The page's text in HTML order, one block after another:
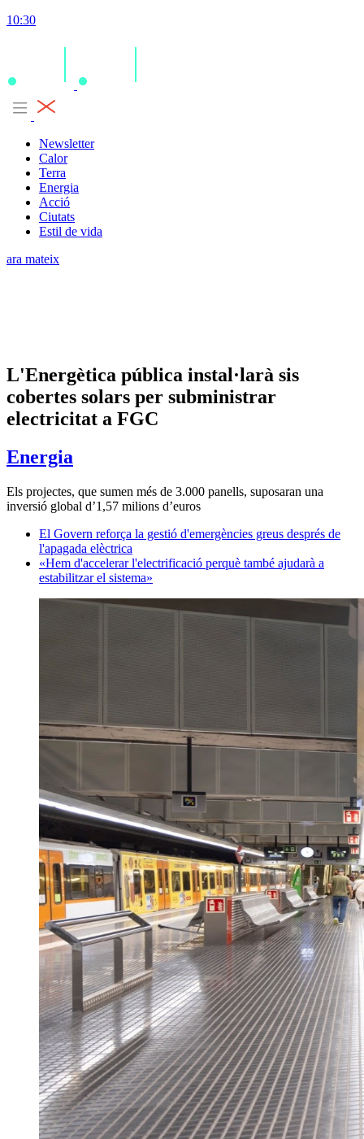
10:30
Newsletter
Calor
Terra
Energia
Acció
Ciutats
Estil de vida
ara mateix
L'Energètica pública instal·larà sis
cobertes solars per subministrar
electricitat a FGC
Energia
Els projectes, que sumen més de 3.000 panells, suposaran una
inversió global d’1,57 milions d’euros
El Govern reforça la gestió d'emergències greus després de
l'apagada elèctrica
«Hem d'accelerar l'electrificació perquè també ajudarà a
estabilitzar el sistema»